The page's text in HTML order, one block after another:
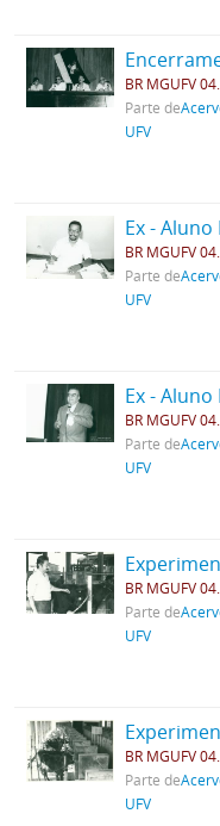
BR MGUFV
Parte de
UFV
Ex -
BR MGUFV
Parte de
UFV
Ex -
BR MGUFV
Parte de
UFV
BR MGUFV
Parte de
UFV
BR MGUFV
Parte de
UFV